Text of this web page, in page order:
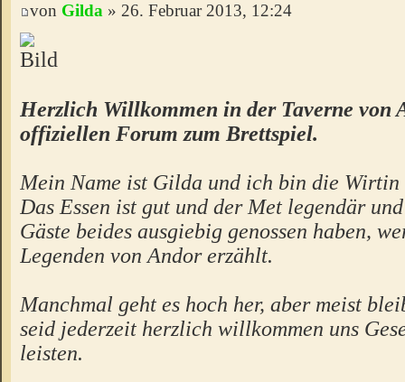
von Gilda » 26. Februar 2013, 12:24
Herzlich Willkommen in der Taverne von
offiziellen Forum zum Brettspiel.
Mein Name ist Gilda und ich bin die Wirtin
Das Essen ist gut und der Met legendär
Gäste beides ausgiebig genossen haben,
Legenden von Andor erzählt.
Manchmal geht es hoch her, aber meist
seid jederzeit herzlich willkommen uns
leisten.